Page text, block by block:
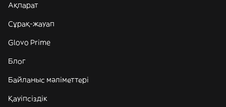
Ақпарат
Сұрақ-жауап
Glovo Prime
Блог
Байланыс мәліметтері
Қауіпсіздік